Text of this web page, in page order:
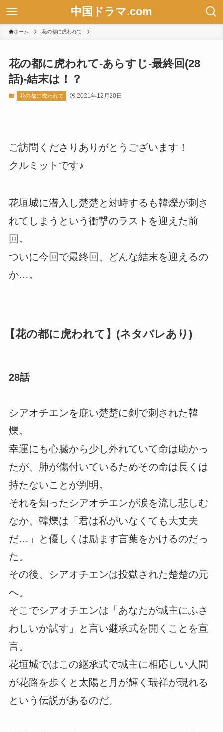
中国ドラマ.com
ホーム 花の都に虎われて
花の都に虎われて-あらすじ-最終回(28
話)-結末は！？
花の都に虎われて 2021年12月20日
ご訪問くださりありがとうございます！
クルミットです♪
花垣城に潜入し楚楚と対峙するも韓爍が刺さ
れてしまうという衝撃のラストを迎えた前
回。
ついに今回で最終回、どんな結末を迎えるの
か…。
【花の都に虎われて】(ネタバレあり)
28話
シアオチエンを庇い楚楚に剣で刺された韓
爍。
幸運にも心臓から少し外れていて命は助かっ
たが、肺が傷付いているためその命は長くは
持たないことが判明。
それを知ったシアオチエンが涙を流し悲しむ
なか、韓爍は「君は私がいなくても大丈夫
だ…」と優しくは励ます言葉をかけるのだっ
た。
その後、シアオチエンは投獄された楚楚の元
へ。
そこでシアオチエンは「あなたが城主にふさ
わしいか試す」と言い継承式を開くことを宣
言。
花垣城ではこの継承式で城主に相応しい人間
が花路を歩くと太陽と月が輝く瑞祥が現れる
という伝説があるのだ。